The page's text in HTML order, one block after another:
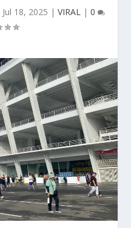
Jul 18, 2025 | VIRAL| 0